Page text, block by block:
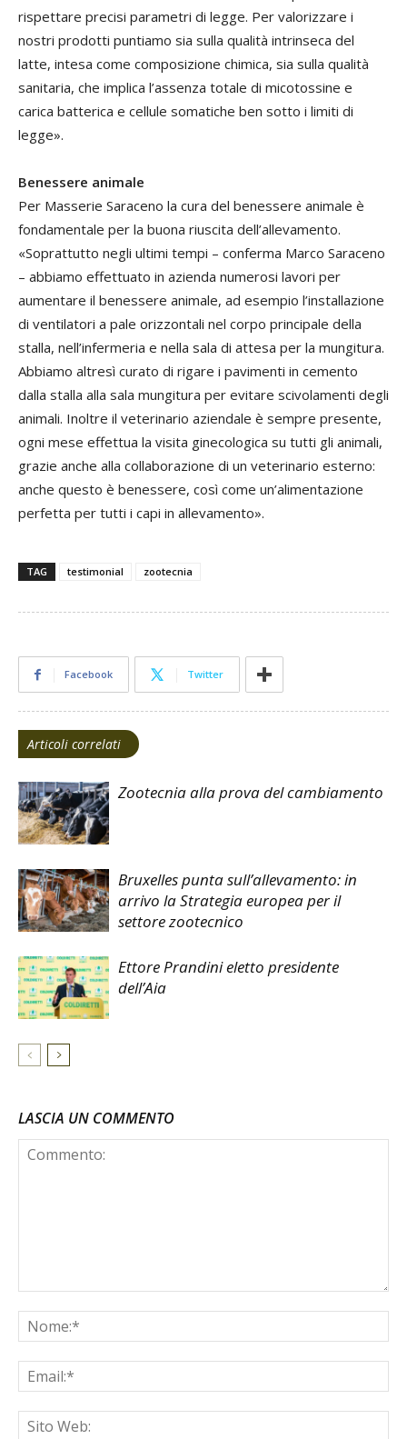
rispettare precisi parametri di legge. Per valorizzare i
nostri prodotti puntiamo sia sulla qualità intrinseca del
latte, intesa come composizione chimica, sia sulla qualità
sanitaria, che implica l’assenza totale di micotossine e
carica batterica e cellule somatiche ben sotto i limiti di
legge».
Benessere animale
Per Masserie Saraceno la cura del benessere animale è
fondamentale per la buona riuscita dell’allevamento.
«Soprattutto negli ultimi tempi – conferma Marco Saraceno
– abbiamo effettuato in azienda numerosi lavori per
aumentare il benessere animale, ad esempio l’installazione
di ventilatori a pale orizzontali nel corpo principale della
stalla, nell’infermeria e nella sala di attesa per la mungitura.
Abbiamo altresì curato di rigare i pavimenti in cemento
dalla stalla alla sala mungitura per evitare scivolamenti degli
animali. Inoltre il veterinario aziendale è sempre presente,
ogni mese effettua la visita ginecologica su tutti gli animali,
grazie anche alla collaborazione di un veterinario esterno:
anche questo è benessere, così come un’alimentazione
perfetta per tutti i capi in allevamento».
TAG testimonial zootecnia
Facebook Twitter
Articoli correlati
Zootecnia alla prova del cambiamento
Bruxelles punta sull’allevamento: in
arrivo la Strategia europea per il
settore zootecnico
Ettore Prandini eletto presidente
dell’Aia
LASCIA UN COMMENTO